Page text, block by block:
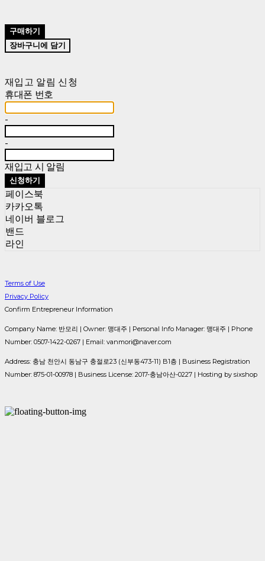
구매하기
장바구니에 담기
재입고 알림 신청
휴대폰 번호
-
-
재입고 시 알림
신청하기
페이스북
카카오톡
네이버 블로그
밴드
라인
Terms of Use
Privacy Policy
Confirm Entrepreneur Information
Company Name: 반모리 | Owner: 맹대주 | Personal Info Manager: 맹대주 | Phone
Number: 0507-1422-0267 | Email: vanmori@naver.com
Address: 충남 천안시 동남구 충절로23 (신부동473-11) B1층 | Business Registration
Number: 875-01-00978 | Business License: 2017-충남아산-0227 | Hosting by sixshop